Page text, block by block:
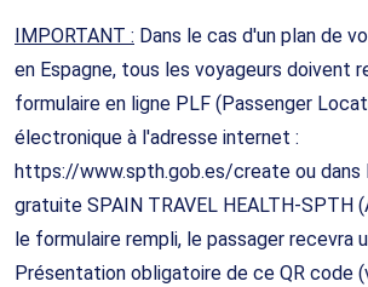
IMPORTANT : Dans le cas d'un plan de
en Espagne, tous les voyageurs doivent
formulaire en ligne PLF (Passenger
électronique à l'adresse internet :
https://www.spth.gob.es/create ou dans
gratuite SPAIN TRAVEL HEALTH-SPTH
le formulaire rempli, le passager recevra
Présentation obligatoire de ce QR code